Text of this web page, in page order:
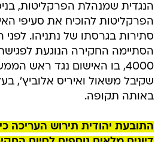
הנגדית שמנהלת הפרקליטות,
הפרקליטות להוכיח את סעיפי
סתירות בגרסתו של נתניהו.
הסתיימה החקירה הנוגעת
4000, בו האישום נגד ראש
שקיבל משאול ואיריס אלוביץ',
באותה תקופה.
התובעת יהודית תירוש העריכה